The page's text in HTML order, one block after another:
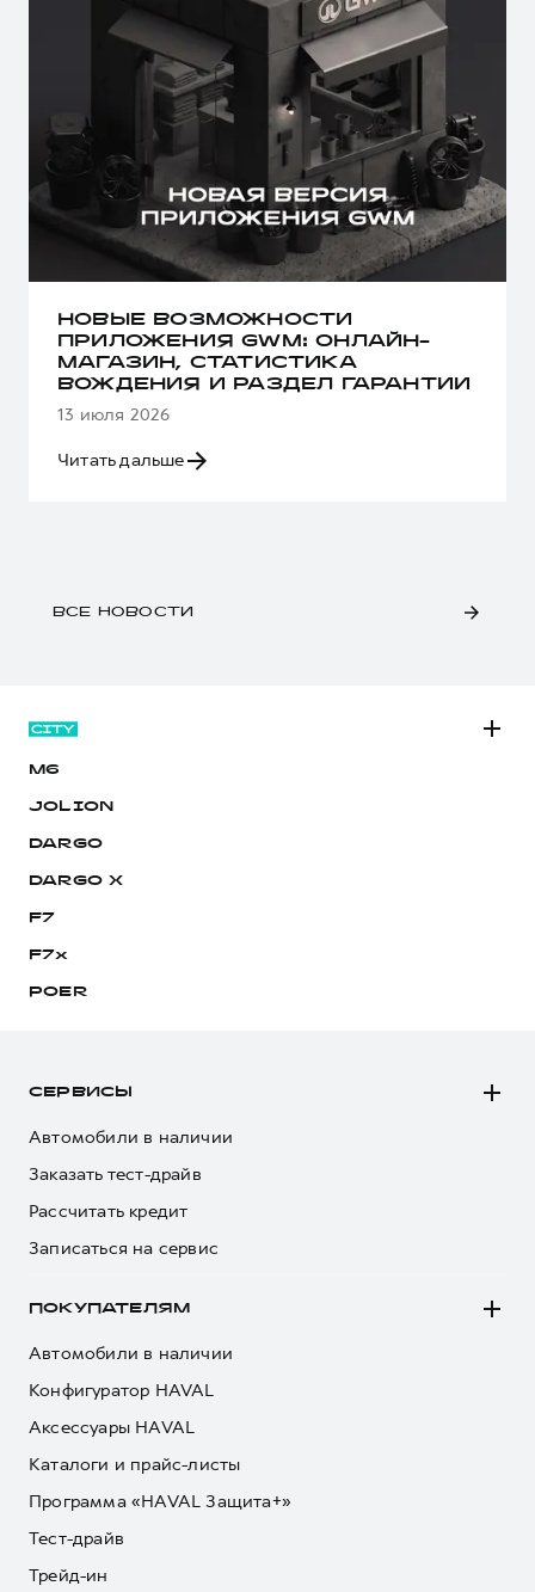
НОВЫЕ ВОЗМОЖНОСТИ
ПРИЛОЖЕНИЯ GWM: ОНЛАЙН-
МАГАЗИН, СТАТИСТИКА
ВОЖДЕНИЯ И РАЗДЕЛ ГАРАНТИИ
13 июля 2026
Читать дальше
ВСЕ НОВОСТИ
M6
JOLION
DARGO
DARGO Х
F7
F7x
POER
СЕРВИСЫ
Автомобили в наличии
Заказать тест-драйв
Рассчитать кредит
Записаться на сервис
ПОКУПАТЕЛЯМ
Автомобили в наличии
Конфигуратор HAVAL
Аксессуары HAVAL
Каталоги и прайс-листы
Программа «HAVAL Защита+»
Тест-драйв
Трейд-ин